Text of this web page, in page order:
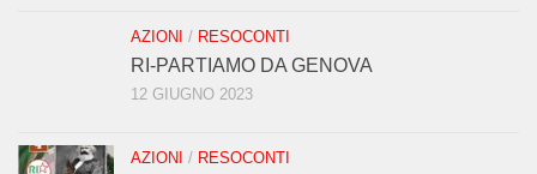
AZIONI / RESOCONTI
RI-PARTIAMO DA GENOVA
12 GIUGNO 2023
AZIONI / RESOCONTI